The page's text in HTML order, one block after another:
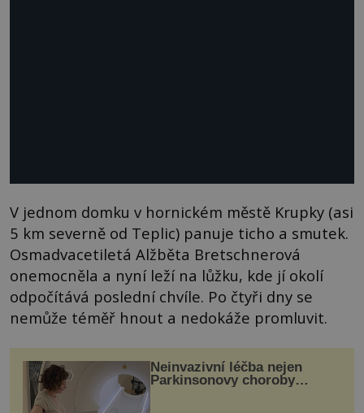
V jednom domku v hornickém městě Krupky (asi
5 km severně od Teplic) panuje ticho a smutek.
Osmadvacetiletá Alžběta Bretschnerová
onemocněla a nyní leží na lůžku, kde jí okolí
odpočítává poslední chvíle. Po čtyři dny se
nemůže téměř hnout a nedokáže promluvit.
Neinvazivní léčba nejen
Parkinsonovy choroby